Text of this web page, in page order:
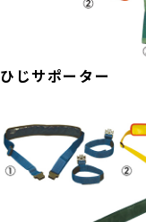
ひじサポーター